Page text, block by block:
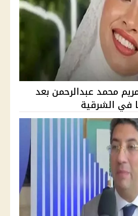
محمد عبدالرحمن بعد
في الشرقية